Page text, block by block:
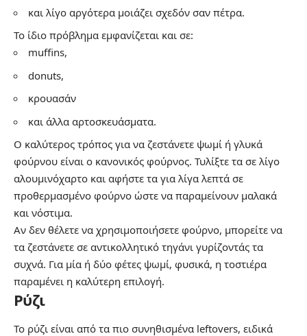
και λίγο αργότερα μοιάζει σχεδόν σαν πέτρα.
Το ίδιο πρόβλημα εμφανίζεται και σε:
muffins,
donuts,
κρουασάν
και άλλα αρτοσκευάσματα.
Ο καλύτερος τρόπος για να ζεστάνετε ψωμί ή γλυκά
φούρνου είναι ο κανονικός φούρνος. Τυλίξτε τα σε λίγο
αλουμινόχαρτο και αφήστε τα για λίγα λεπτά σε
προθερμασμένο φούρνο ώστε να παραμείνουν μαλακά
και νόστιμα.
Αν δεν θέλετε να χρησιμοποιήσετε φούρνο, μπορείτε να
τα ζεστάνετε σε αντικολλητικό τηγάνι γυρίζοντάς τα
συχνά. Για μία ή δύο φέτες ψωμί, φυσικά, η τοστιέρα
παραμένει η καλύτερη επιλογή.
Ρύζι
Το ρύζι είναι από τα πιο συνηθισμένα leftovers, ειδικά